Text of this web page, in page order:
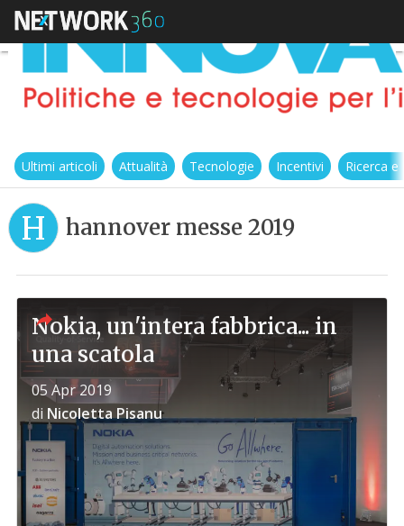
Ultimi articoli Attualità Tecnologie Incentivi Ricerca
H hannover messe 2019
Nokia, un'intera fabbrica... in
una scatola
05 Apr 2019
di Nicoletta Pisanu